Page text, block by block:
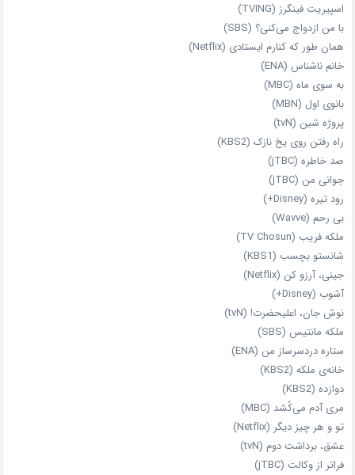
اسپیریت فینگرز (TVING)
با من ازدواج می‌کنی؟ (SBS)
همان‌ طور که کنارم ایستادی (Netflix)
خانم ناشناس (ENA)
به سوی ماه (MBC)
بانوی اول (MBN)
پروژه شین (tvN)
راه رفتن روی یخ نازک (KBS2)
صد خاطره (jTBC)
جوانی من (jTBC)
رود تیره (Disney+)
بی‌ رحم (Wavve)
ملکه فریب (TV Chosun)
شانستو بچسب (KBS1)
جینی، آرزو کن (Netflix)
آشوب (Disney+)
نوش جان، اعلیحضرت! (tvN)
ملکه‌ مانتیس (SBS)
ستاره دردسرساز من (ENA)
خانه‌ی ملکه (KBS2)
دوازده (KBS2)
مری آدم می‌کُشد (MBC)
تو و هر چیز دیگر (Netflix)
عشق، برداشت دوم (tvN)
فراتر از وکالت (jTBC)